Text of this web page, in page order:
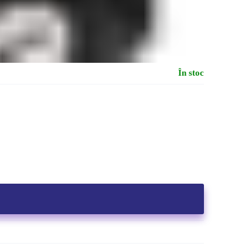
În stoc